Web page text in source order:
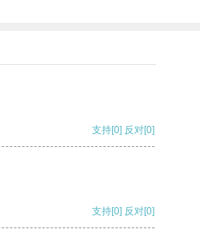
支持[0] 反对[0]
支持[0] 反对[0]